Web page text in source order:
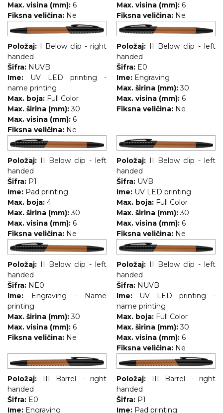
Max. visina (mm): 6
Fiksna veličina: Ne
Max. visina (mm): 6
Fiksna veličina: Ne
Položaj: I Below clip - right
handed
Šifra: NUVB
Ime:
UV LED printing -
name printing
Max. boja: Full Color
Max. širina (mm): 30
Max. visina (mm): 6
Fiksna veličina: Ne
Položaj: II Below clip - left
handed
Šifra: E0
Ime: Engraving
Max. širina (mm): 30
Max. visina (mm): 6
Fiksna veličina: Ne
Položaj: II Below clip - left
handed
Šifra: P1
Ime: Pad printing
Max. boja: 4
Max. širina (mm): 30
Max. visina (mm): 6
Fiksna veličina: Ne
Položaj: II Below clip - left
handed
Šifra: UVB
Ime: UV LED printing
Max. boja: Full Color
Max. širina (mm): 30
Max. visina (mm): 6
Fiksna veličina: Ne
Položaj: II Below clip - left
handed
Šifra: NE0
Ime:
Engraving - Name
printing
Max. širina (mm): 30
Max. visina (mm): 6
Fiksna veličina: Ne
Položaj: II Below clip - left
handed
Šifra: NUVB
Ime:
UV LED printing -
name printing
Max. boja: Full Color
Max. širina (mm): 30
Max. visina (mm): 6
Fiksna veličina: Ne
Položaj:
III Barrel - right
handed
Šifra: E0
Ime: Engraving
Položaj:
III Barrel - right
handed
Šifra: P1
Ime: Pad printing